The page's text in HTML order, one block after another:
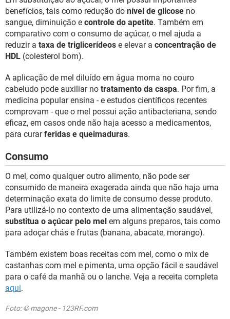
benefícios, tais como redução do nível de glicose no
sangue, diminuição e controle do apetite. Também em
comparativo com o consumo de açúcar, o mel ajuda a
reduzir a taxa de triglicerídeos e elevar a concentração de
HDL (colesterol bom).
A aplicação de mel diluído em água morna no couro
cabeludo pode auxiliar no tratamento da caspa. Por fim, a
medicina popular ensina - e estudos científicos recentes
comprovam - que o mel possui ação antibacteriana, sendo
eficaz, em casos onde não haja acesso a medicamentos,
para curarferidas e queimaduras.
Consumo
O mel, como qualquer outro alimento, não pode ser
consumido de maneira exagerada ainda que não haja uma
determinação exata do limite de consumo desse produto.
Para utilizá-lo no contexto de uma alimentação saudável,
substitua o açúcar pelo mel em alguns preparos, tais como
para adoçar chás e frutas (banana, abacate, morango).
Também existem boas receitas com mel, como o mix de
castanhas com mel e pimenta, uma opção fácil e saudável
para o café da manhã ou o lanche. Veja a receita completa
aqui.
Foto: © magone - 123RF.com